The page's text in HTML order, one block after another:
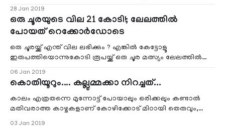
ഓരോരുത്തർക്കും കാണും അത്തരത്തിലൊരു ചാ
28 Jan 2019
ഒരു ചൂരയുടെ വില 21 കോടി!; ലേലത്തില്‍
പോയത് റെക്കോര്‍ഡോടെ
ഒരു ചൂരയ്ക്ക് എന്ത് വില ലഭിക്കും ? എങ്കില്‍ കേട്ടോളൂ
ഇരുപത്തിയൊന്നുകോടി രൂപയ്ക്ക് ഒരു ചൂര മത്സ്യം ലേലത്തില്‍
പോയിരിക്കുന്നു , എവിടെയെന്നോ ? അങ്ങ് ജപ്പാനില്‍.
06 Jan 2019
കൊതിയൂറും.... കല്ലുമ്മക്കാ നിറച്ചത്...
കാലം എത്രതന്നെ മുന്നോട്ട് പോയാലും ഒരിക്കലും കണ്ടാൽ
മതിവരാത്ത കാഴ്ചകളാണ് കോഴിക്കോട് മിഠായി തെരുവും,
മാനാഞ്ചിറയും, ബീച്ചുമെല്ലാം…. ഇളം
03 Jan 2019